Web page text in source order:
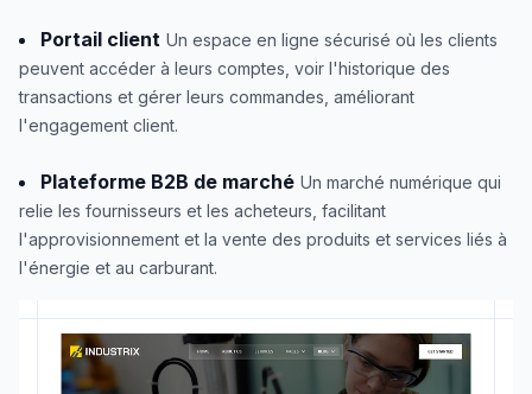
Portail client Un espace en ligne sécurisé où les clients
peuvent accéder à leurs comptes, voir l'historique des
transactions et gérer leurs commandes, améliorant
l'engagement client.
Plateforme B2B de marché Un marché numérique qui
relie les fournisseurs et les acheteurs, facilitant
l'approvisionnement et la vente des produits et services liés à
l'énergie et au carburant.